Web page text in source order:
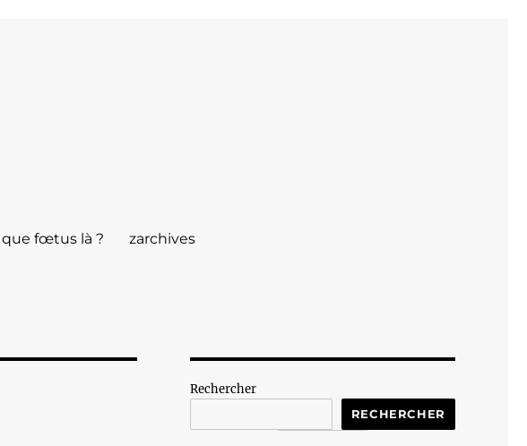
que fœtus là ? zarchives
Rechercher
RECHERCHER